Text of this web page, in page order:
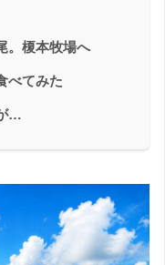
。榎本牧場へ
べてみた
…